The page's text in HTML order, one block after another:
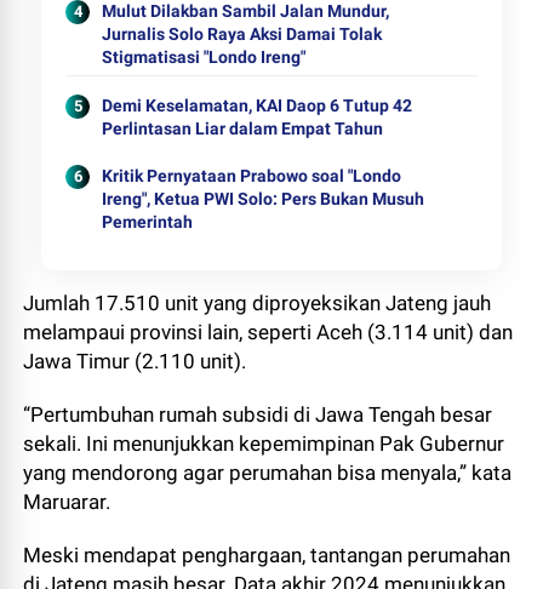
Mulut Dilakban Sambil Jalan Mundur,
Jurnalis Solo Raya Aksi Damai Tolak
Stigmatisasi "Londo Ireng"
Demi Keselamatan, KAI Daop 6 Tutup 42
Perlintasan Liar dalam Empat Tahun
Kritik Pernyataan Prabowo soal "Londo
Ireng", Ketua PWI Solo: Pers Bukan Musuh
Pemerintah
Jumlah 17.510 unit yang diproyeksikan Jateng jauh
melampaui provinsi lain, seperti Aceh (3.114 unit) dan
Jawa Timur (2.110 unit).
“Pertumbuhan rumah subsidi di Jawa Tengah besar
sekali. Ini menunjukkan kepemimpinan Pak Gubernur
yang mendorong agar perumahan bisa menyala,” kata
Maruarar.
Meski mendapat penghargaan, tantangan perumahan
di Jateng masih besar. Data akhir 2024 menunjukkan